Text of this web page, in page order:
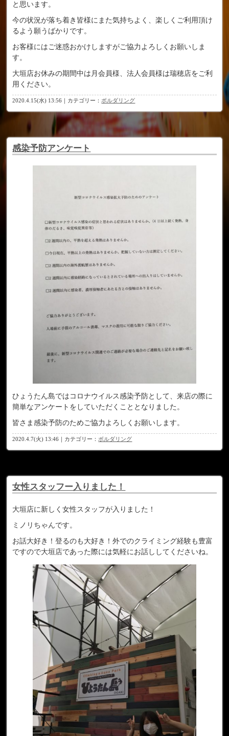
と思います。
今の状況が落ち着き皆様にまた気持ちよく、楽しくご利用頂け
るよう願うばかりです。
お客様にはご迷惑おかけしますがご協力よろしくお願いしま
す。
大垣店お休みの期間中は月会員様、法人会員様は瑞穂店をご利
用ください。
2020.4.15(水) 13:56｜カテゴリー：ボルダリング
感染予防アンケート
ひょうたん島ではコロナウイルス感染予防として、来店の際に
簡単なアンケートをしていただくこととなりました。
皆さま感染予防のためご協力よろしくお願いします。
2020.4.7(火) 13:46｜カテゴリー： ボルダリング
女性スタッフー入りました！
大垣店に新しく女性スタッフが入りました！
ミノリちゃんです。
お話大好き！登るのも大好き！外でのクライミング経験も豊富
ですので大垣店であった際には気軽にお話ししてくださいね。